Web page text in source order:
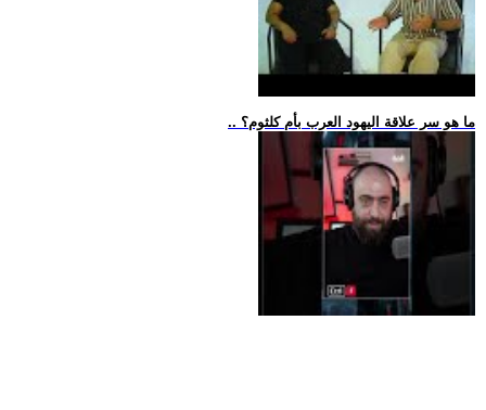
.. ما هو سر علاقة اليهود العرب بأم كلثوم؟